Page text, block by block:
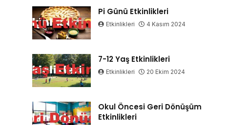
Pi Günü Etkinlikleri
Etkinlikleri 4 Kasım 2024
7-12 Yaş Etkinlikleri
Etkinlikleri 20 Ekim 2024
Okul Öncesi Geri Dönüşüm
Etkinlikleri